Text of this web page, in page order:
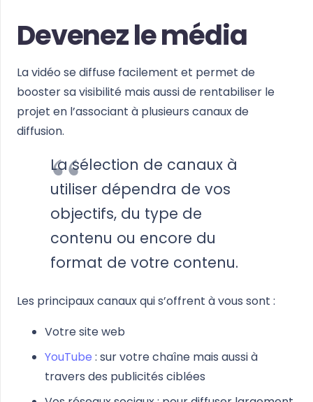
Devenez le média
La vidéo se diffuse facilement et permet de
booster sa visibilité mais aussi de rentabiliser le
projet en l’associant à plusieurs canaux de
diffusion.
La sélection de canaux à
utiliser dépendra de vos
objectifs, du type de
contenu ou encore du
format de votre contenu.
Les principaux canaux qui s’offrent à vous sont :
Votre site web
YouTube : sur votre chaîne mais aussi à
travers des publicités ciblées